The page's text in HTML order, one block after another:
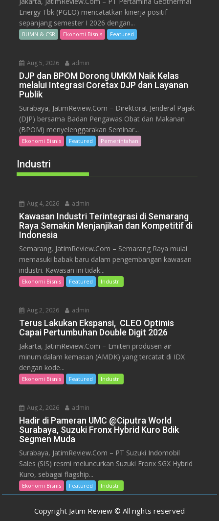
Energy Tbk (PGEO) mencatatkan kinerja positif
sepanjang semester I 2026 dengan...
BUMN & CSR Ekonomi Bisnis Featured
Aug 5, 2026 admin
DJP dan BPOM Dorong UMKM Naik Kelas
melalui Integrasi Coretax DJP dan Layanan
Publik
Surabaya, JatimReview.Com – Direktorat Jenderal Pajak
(DJP) bersama Badan Pengawas Obat dan Makanan
(BPOM) menyelenggarakan Seminar...
Ekonomi Bisnis Featured Pemerintahan
Industri
Aug 4, 2026 admin
Kawasan Industri Terintegrasi di Semarang
Raya Semakin Menjanjikan dan Kompetitif di
Indonesia
Semarang, JatimReview.Com – Semarang Raya mulai
memasuki babak baru dalam pengembangan kawasan
industri. Kawasan ini tidak...
Ekonomi Bisnis Featured Industri
Aug 2, 2026 admin
Terus Lakukan Ekspansi, CLEO Optimis
Capai Pertumbuhan Double Digit 2026
Jakarta, JatimReview.Com – Emiten produsen air
minum dalam kemasan (AMDK) yang tercatat di IDX
dengan kode...
Ekonomi Bisnis Featured Industri
Aug 2, 2026 admin
Hadir di Pameran UMC @Ciputra World
Surabaya, Suzuki Fronx Hybrid Kuro Bdik
Segmen Muda
Surabaya, JatimReview.Com – PT Suzuki Indomobil
Sales (SIS) resmi meluncurkan Suzuki Fronx SGX Hybrid
Kuro, sebagai flagship...
Ekonomi Bisnis Featured Industri
Copyright Jatim Review © All rights reserved